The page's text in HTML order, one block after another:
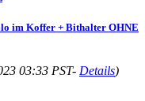
im Koffer + Bithalter OHNE
03:33 PST- Details)